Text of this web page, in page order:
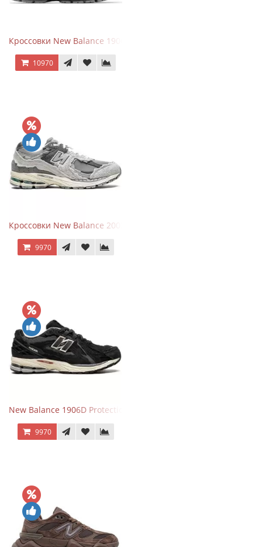
Кроссовки New Balance 1906R Brighton Grey
10970
Кроссовки New Balance 2002R Protection Pack Grey
9970
New Balance 1906D Protection Pack Black черные
9970